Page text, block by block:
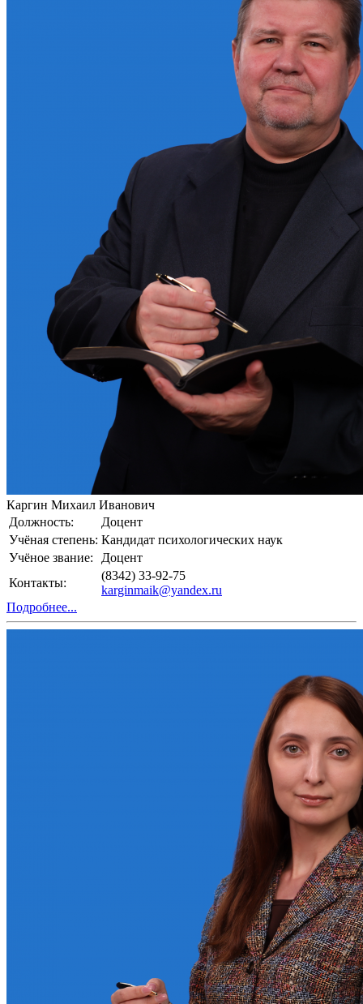
Каргин Михаил Иванович
Должность:
Доцент
Учёная степень: Кандидат психологических наук
Учёное звание:
Доцент
Контакты:
(8342) 33-92-75
karginmaik@yandex.ru
Подробнее...